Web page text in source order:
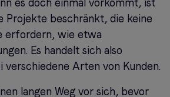
Projekte beschränkt, die keine
erfordern, wie etwa
Es handelt sich also
verschiedene Arten von Kunden.
langen Weg vor sich, bevor